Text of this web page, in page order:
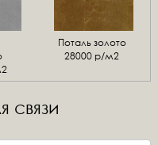
Поталь золото
28000 р/м2
связи